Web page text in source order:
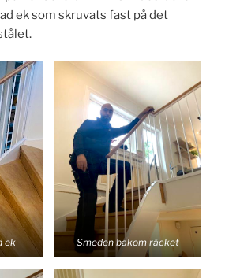
ek som skruvats fast på det
ek Smeden bakom räcket